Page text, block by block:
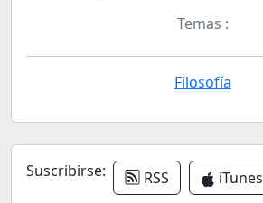
Temas :
Filosofía
Suscribirse: RSS iTunes